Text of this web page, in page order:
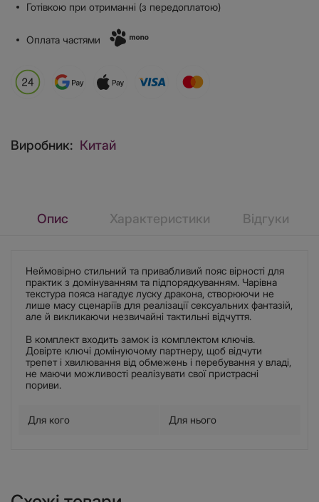
Готівкою при отриманні (з передоплатою)
Оплата частями
Виробник: Китай
Опис Характеристики Відгуки
Неймовірно стильний та привабливий пояс вірності для
практик з домінуванням та підпорядкуванням. Чарівна
текстура пояса нагадує луску дракона, створюючи не
лише масу сценаріїв для реалізації сексуальних фантазій,
але й викликаючи незвичайні тактильні відчуття.
В комплект входить замок із комплектом ключів.
Довірте ключі домінуючому партнеру, щоб відчути
трепет і хвилювання від обмежень і перебування у владі,
не маючи можливості реалізувати свої пристрасні
пориви.
Для кого Для нього